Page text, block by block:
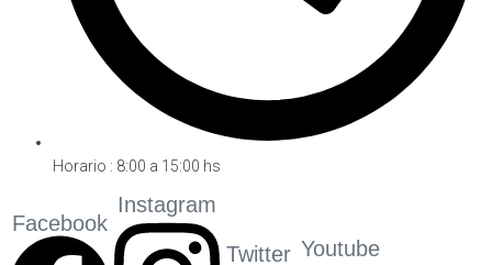
Horario : 8:00 a 15:00 hs
Facebook
Instagram
Twitter Youtube